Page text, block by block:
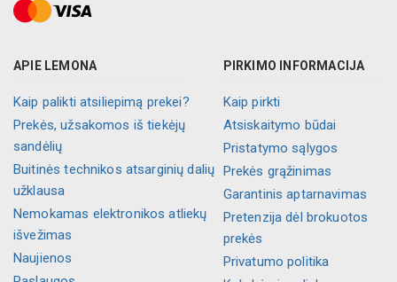
APIE LEMONA
Kaip palikti atsiliepimą prekei?
Prekės, užsakomos iš tiekėjų
sandėlių
Buitinės technikos atsarginių dalių
užklausa
Nemokamas elektronikos atliekų
išvežimas
Naujienos
PIRKIMO INFORMACIJA
Kaip pirkti
Atsiskaitymo būdai
Pristatymo sąlygos
Prekės grąžinimas
Garantinis aptarnavimas
Pretenzija dėl brokuotos
prekės
Privatumo politika